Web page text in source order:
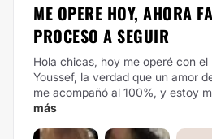
ME OPERE HOY, AHORA
PROCESO A SEGUIR
Hola chicas, hoy me operé con
Youssef, la verdad que un amor
me acompañó al 100%, y estoy
más